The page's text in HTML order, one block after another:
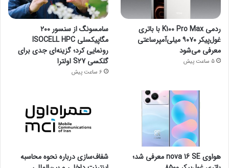
ردمی K100 Pro Max با باتری
غول‌پیکر ۹۰۷۰ میلی‌آمپرساعتی
معرفی می‌شود
5 ساعت پیش
سامسونگ از سنسور ۲۰۰
مگاپیکسلی ISOCELL HPC
رونمایی کرد؛ گزینه‌ای جدی برای
گلکسی S27 اولترا
6 ساعت پیش
هواوی nova 16 SE معرفی شد؛
شفاف‌سازی درباره نحوه محاسبه